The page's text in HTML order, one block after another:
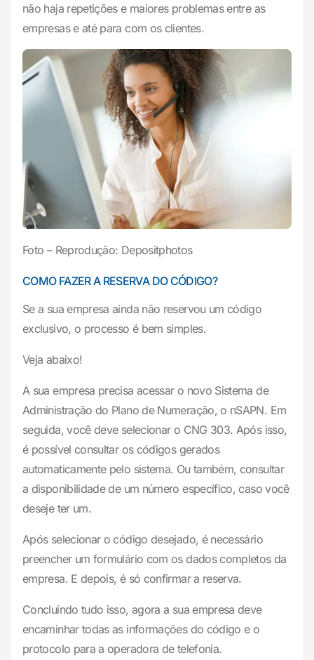
não haja repetições e maiores problemas entre as
empresas e até para com os clientes.
Foto – Reprodução: Depositphotos
COMO FAZER A RESERVA DO CÓDIGO?
Se a sua empresa ainda não reservou um código
exclusivo, o processo é bem simples.
Veja abaixo!
A sua empresa precisa acessar o novo Sistema de
Administração do Plano de Numeração, o nSAPN. Em
seguida, você deve selecionar o CNG 303. Após isso,
é possível consultar os códigos gerados
automaticamente pelo sistema. Ou também, consultar
a disponibilidade de um número específico, caso você
deseje ter um.
Após selecionar o código desejado, é necessário
preencher um formulário com os dados completos da
empresa. E depois, é só confirmar a reserva.
Concluindo tudo isso, agora a sua empresa deve
encaminhar todas as informações do código e o
protocolo para a operadora de telefonia.